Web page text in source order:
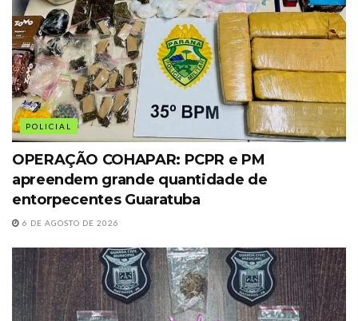
POLICIAL
OPERAÇÃO COHAPAR: PCPR e PM
apreendem grande quantidade de
entorpecentes Guaratuba
6 DE AGOSTO DE 2026